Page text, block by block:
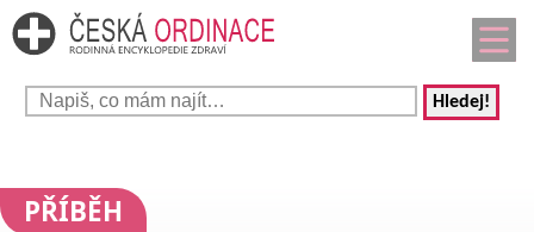
Hledej!
PŘÍBĚH